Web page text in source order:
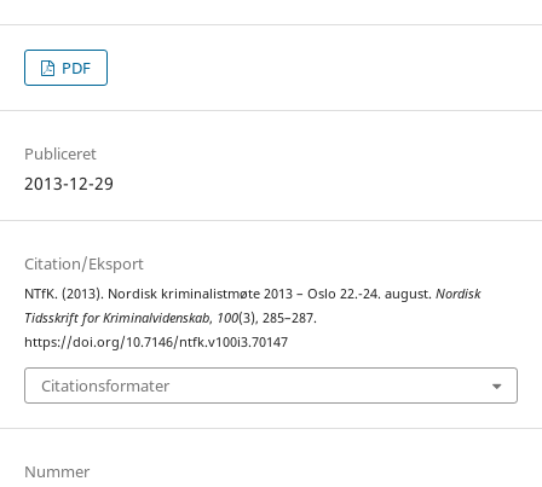
PDF
Publiceret
2013-12-29
Citation/Eksport
NTfK. (2013). Nordisk kriminalistmøte 2013 – Oslo 22.-24. august. Nordisk
Tidsskrift for Kriminalvidenskab, 100(3), 285–287.
https://doi.org/10.7146/ntfk.v100i3.70147
Citationsformater
Nummer